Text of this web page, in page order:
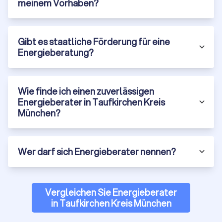
maßgeschneiderte Lösungen für diese Gebäudetypen zu
Unabhängige Energieberater
Unabhängige Energieberater sind nicht an bestimmte
Hersteller oder Dienstleister gebunden. Daher können sie
sicher, dass die empfohlenen Maßnahmen ausschließlich im
Interesse des Kunden und der Energieeffizienz stehen.
Taufkirchen Kreis München
nachhaltig und kostensparend zu gestalten. Von der Analyse
Ihres Energieverbrauchs bis hin zu maßgeschneiderten
Einsparlösungen – die Möglichkeiten sind vielfältig und bieten
meinem Vorhaben?
Gibt es staatliche Förderung für eine
Energieberatung?
Wie finde ich einen zuverlässigen
Energieberater in Taufkirchen Kreis
München?
Wer darf sich Energieberater nennen?
Vergleichen Sie Energieberater
in Taufkirchen Kreis München